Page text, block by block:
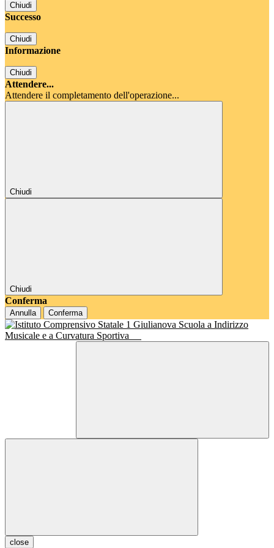
Chiudi
Successo
Chiudi
Informazione
Chiudi
Attendere...
Attendere il completamento dell'operazione...
Chiudi
Chiudi
Conferma
Annulla Conferma
Scuola a Indirizzo
Musicale e a Curvatura Sportiva
close